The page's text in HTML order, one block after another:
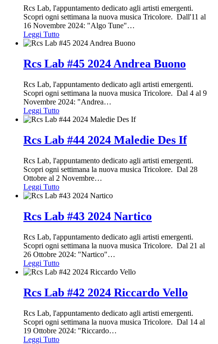
Rcs Lab, l'appuntamento dedicato agli artisti emergenti.
Scopri ogni settimana la nuova musica Tricolore. Dall'11 al
16 Novembre 2024: "Algo Tune"…
Leggi Tutto
Rcs Lab #45 2024 Andrea Buono
Rcs Lab, l'appuntamento dedicato agli artisti emergenti.
Scopri ogni settimana la nuova musica Tricolore. Dal 4 al 9
Novembre 2024: "Andrea…
Leggi Tutto
Rcs Lab #44 2024 Maledie Des If
Rcs Lab, l'appuntamento dedicato agli artisti emergenti.
Scopri ogni settimana la nuova musica Tricolore. Dal 28
Ottobre al 2 Novembre…
Leggi Tutto
Rcs Lab #43 2024 Nartico
Rcs Lab, l'appuntamento dedicato agli artisti emergenti.
Scopri ogni settimana la nuova musica Tricolore. Dal 21 al
26 Ottobre 2024: "Nartico"…
Leggi Tutto
Rcs Lab #42 2024 Riccardo Vello
Rcs Lab, l'appuntamento dedicato agli artisti emergenti.
Scopri ogni settimana la nuova musica Tricolore. Dal 14 al
19 Ottobre 2024: "Riccardo…
Leggi Tutto